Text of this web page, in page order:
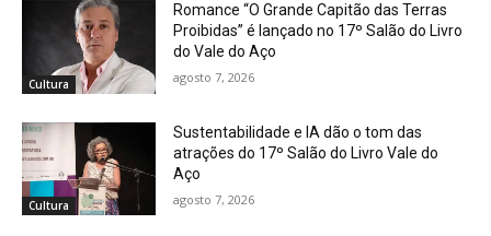
Cultura
Romance “O Grande Capitão das Terras
Proibidas” é lançado no 17º Salão do Livro
do Vale do Aço
agosto 7, 2026
Cultura
Sustentabilidade e IA dão o tom das
atrações do 17º Salão do Livro Vale do
Aço
agosto 7, 2026